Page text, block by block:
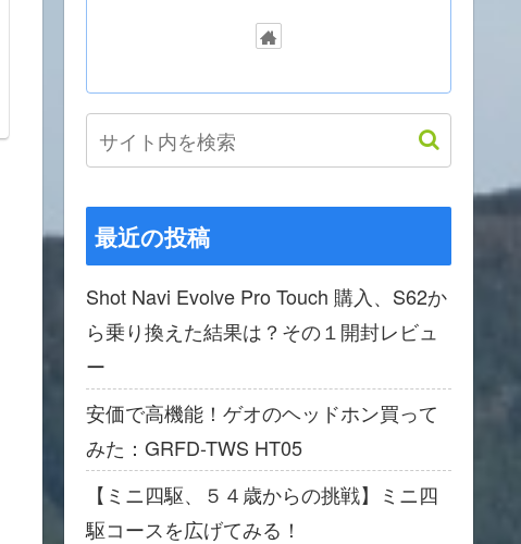
最近の投稿
Shot Navi Evolve Pro Touch 購入、S62か
ら乗り換えた結果は？その１開封レビュ
ー
安価で高機能！ゲオのヘッドホン買って
みた：GRFD-TWS HT05
【ミニ四駆、５４歳からの挑戦】ミニ四
駆コースを広げてみる！